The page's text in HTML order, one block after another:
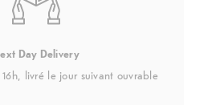
Day Delivery
livré le jour suivant ouvrable